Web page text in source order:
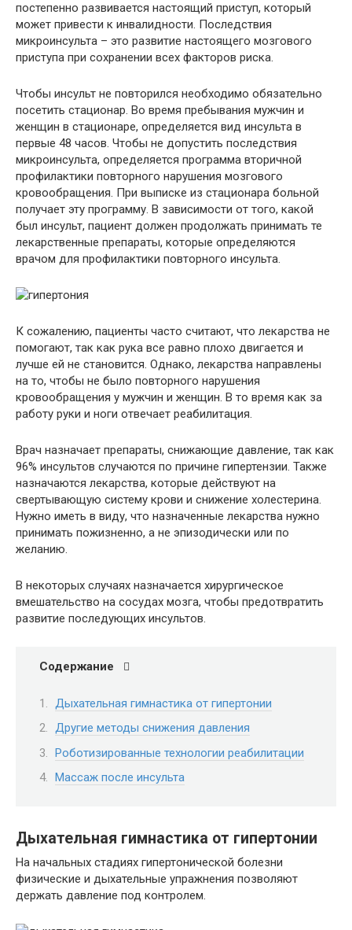
постепенно развивается настоящий приступ, который
может привести к инвалидности. Последствия
микроинсульта – это развитие настоящего мозгового
приступа при сохранении всех факторов риска.
Чтобы инсульт не повторился необходимо обязательно
посетить стационар. Во время пребывания мужчин и
женщин в стационаре, определяется вид инсульта в
первые 48 часов. Чтобы не допустить последствия
микроинсульта, определяется программа вторичной
профилактики повторного нарушения мозгового
кровообращения. При выписке из стационара больной
получает эту программу. В зависимости от того, какой
был инсульт, пациент должен продолжать принимать те
лекарственные препараты, которые определяются
врачом для профилактики повторного инсульта.
К сожалению, пациенты часто считают, что лекарства не
помогают, так как рука все равно плохо двигается и
лучше ей не становится. Однако, лекарства направлены
на то, чтобы не было повторного нарушения
кровообращения у мужчин и женщин. В то время как за
работу руки и ноги отвечает реабилитация.
Врач назначает препараты, снижающие давление, так как
96% инсультов случаются по причине гипертензии. Также
назначаются лекарства, которые действуют на
свертывающую систему крови и снижение холестерина.
Нужно иметь в виду, что назначенные лекарства нужно
принимать пожизненно, а не эпизодически или по
желанию.
В некоторых случаях назначается хирургическое
вмешательство на сосудах мозга, чтобы предотвратить
развитие последующих инсультов.
Содержание
Дыхательная гимнастика от гипертонии
Другие методы снижения давления
Роботизированные технологии реабилитации
Массаж после инсульта
Дыхательная гимнастика от гипертонии
На начальных стадиях гипертонической болезни
физические и дыхательные упражнения позволяют
держать давление под контролем.